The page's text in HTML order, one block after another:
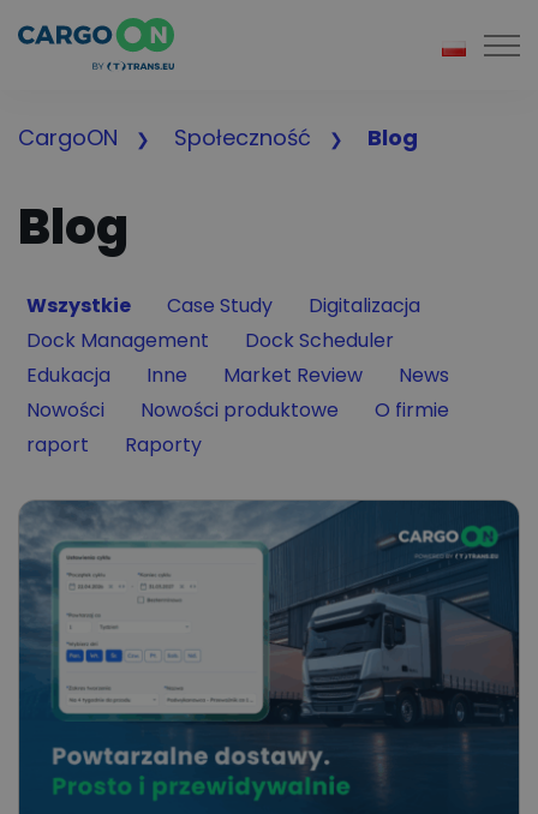
CargoON Społeczność Blog
Blog
Filter by
Wszystkie Filter by
Case Study Filter by
Digitalizacja
Filter by
Dock Management Filter by
Dock Scheduler
Filter by
Edukacja Filter by
Inne Filter by
Market Review Filter by
News
Filter by
Nowości Filter by
Nowości produktowe Filter by
O firmie
Filter by
raport Filter by
Raporty